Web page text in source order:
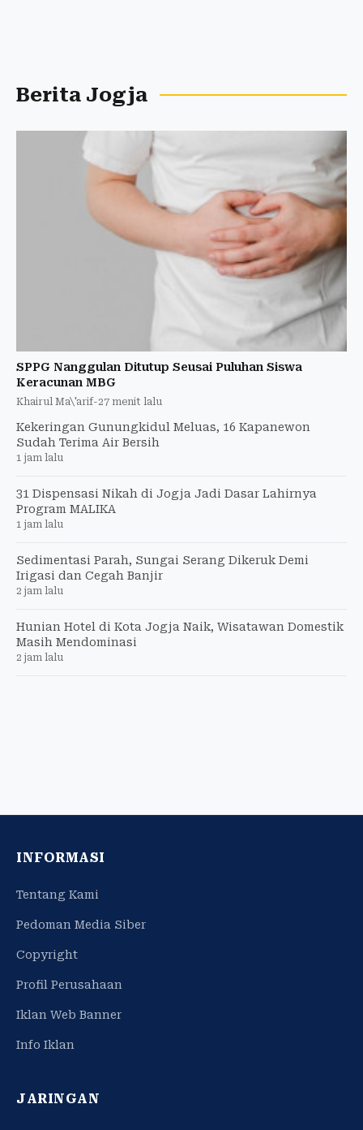
Berita Jogja
SPPG Nanggulan Ditutup Seusai Puluhan Siswa
Keracunan MBG
Khairul Ma\'arif-27 menit lalu
Kekeringan Gunungkidul Meluas, 16 Kapanewon
Sudah Terima Air Bersih
1 jam lalu
31 Dispensasi Nikah di Jogja Jadi Dasar Lahirnya
Program MALIKA
1 jam lalu
Sedimentasi Parah, Sungai Serang Dikeruk Demi
Irigasi dan Cegah Banjir
2 jam lalu
Hunian Hotel di Kota Jogja Naik, Wisatawan Domestik
Masih Mendominasi
2 jam lalu
INFORMASI
Tentang Kami
Pedoman Media Siber
Copyright
Profil Perusahaan
Iklan Web Banner
Info Iklan
JARINGAN